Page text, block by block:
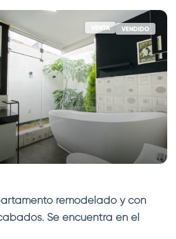
VENTA VENDIDO
remodelado y con
Se encuentra en el